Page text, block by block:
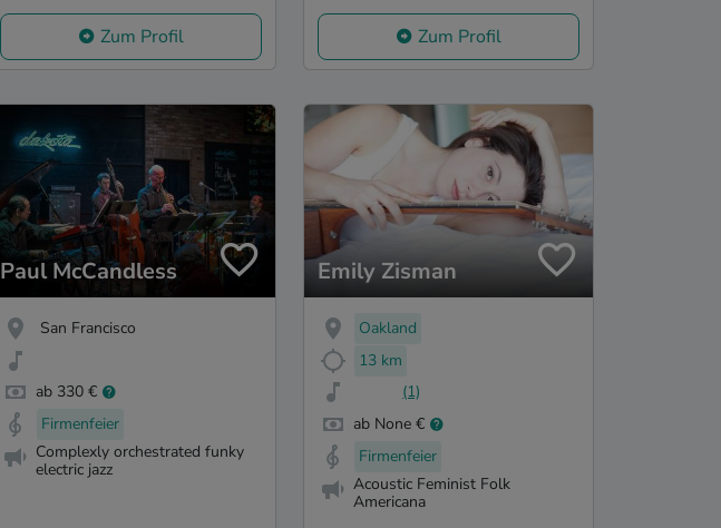
Zum Profil Zum Profil
Paul McCandless
San Francisco
ab 330 €
Firmenfeier
Complexly orchestrated funky
electric jazz
Emily Zisman
Oakland
13 km
(1)
ab None €
Firmenfeier
Acoustic Feminist Folk
Americana